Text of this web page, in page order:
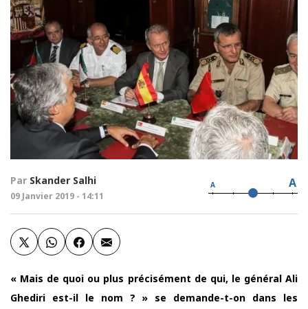
Par Skander Salhi
09 Janvier 2019 - 14:11
A A
« Mais de quoi ou plus précisément de qui, le général Ali
Ghediri est-il le nom ? » se demande-t-on dans les